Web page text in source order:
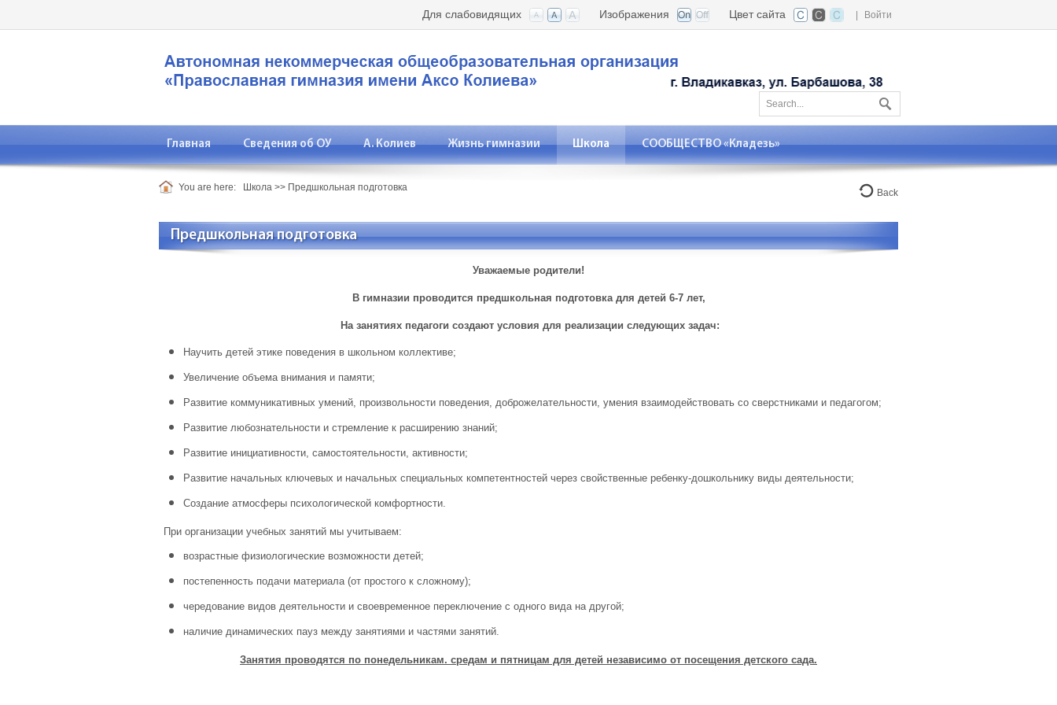
Войти
Цвет сайта
Изображения
Для слабовидящих
Главная Сведения об ОУ А. Колиев Жизнь гимназии Школа СООБЩЕСТВО «Кладезь»
You are here: Школа >> Предшкольная подготовка Back
Предшкольная подготовка
Уважаемые родители!
В гимназии проводится предшкольная подготовка для детей 6-7 лет,
На занятиях педагоги создают условия для реализации следующих задач:
Научить детей этике поведения в школьном коллективе;
Увеличение объема внимания и памяти;
Развитие коммуникативных умений, произвольности поведения, доброжелательности, умения взаимодействовать со сверстниками и педагогом;
Развитие любознательности и стремление к расширению знаний;
Развитие инициативности, самостоятельности, активности;
Развитие начальных ключевых и начальных специальных компетентностей через свойственные ребенку-дошкольнику виды деятельности;
Создание атмосферы психологической комфортности.
При организации учебных занятий мы учитываем:
возрастные физиологические возможности детей;
постепенность подачи материала (от простого к сложному);
чередование видов деятельности и своевременное переключение с одного вида на другой;
наличие динамических пауз между занятиями и частями занятий.
Занятия проводятся по понедельникам. средам и пятницам для детей независимо от посещения детского сада.